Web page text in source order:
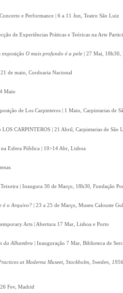
e Performance | 6 a 11 Jun, Teatro São Luiz
de Experiências Práticas e Teóricas na Arte
exposição O mais profundo é a pele | 27 Mai, 18h30,
de maio, Cordoaria Nacional
Maio
de Los Carpinteros | 1 Maio, Carpintarias de
LOS CARPINTEROS | 21 Abril, Carpintarias de São
Esfera Pública | 10>14 Abr, Lisboa
Teixeira | Inaugura 30 de Março, 18h30, Fundação
é o Arquivo? | 23 a 25 de Março, Museu Calouste
Arts | Abertura 17 Mar, Lisboa e Porto
da Alhambra | Inauguração 7 Mar, Biblioteca de
at Moderna Museet, Stockholm, Sweden,
Fev, Madrid